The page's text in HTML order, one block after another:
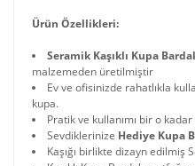
Ürün Özellikleri:
Seramik Kaşıklı Kupa
malzemeden üretilmiştir
Ev ve ofisinizde rahatlıkla
kupa.
Pratik ve kullanımı bir o
Sevdiklerinize Hediye Kupa
Kaşığı birlikte dizayn edilmiş